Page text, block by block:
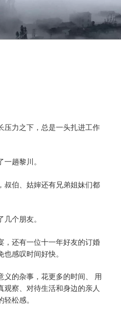
压力之下，总是一头扎进工作
趟黎川。
叔伯、姑婶还有兄弟姐妹们都
个朋友。
，还有一位十一年好友的订婚
感叹时间好快。
义的杂事，花更多的时间、 用
观察、对待生活和身边的亲人
松感。